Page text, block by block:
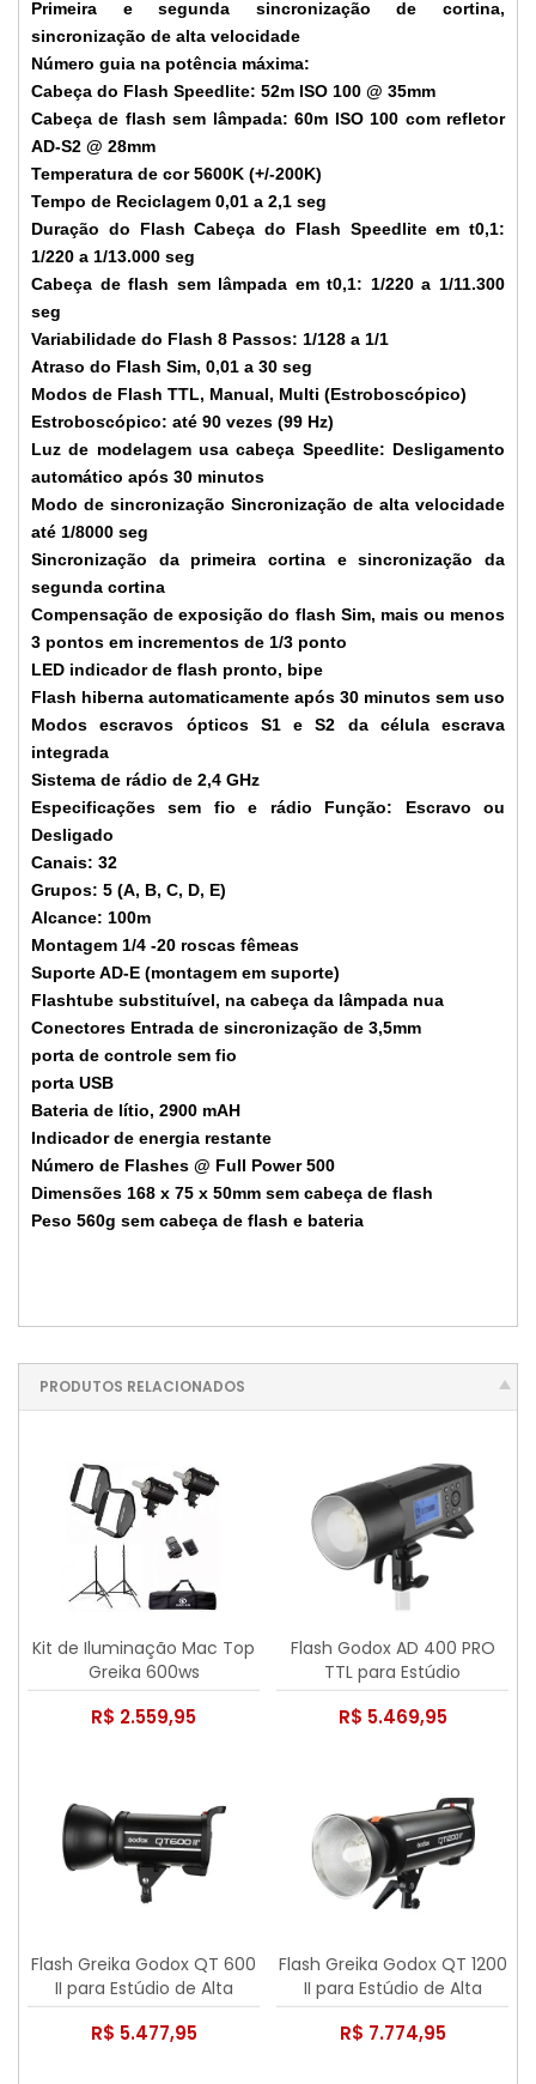
Primeira e segunda sincronização de cortina,
sincronização de alta velocidade
Número guia na potência máxima:
Cabeça do Flash Speedlite: 52m ISO 100 @ 35mm
Cabeça de flash sem lâmpada: 60m ISO 100 com refletor
AD-S2 @ 28mm
Temperatura de cor 5600K (+/-200K)
Tempo de Reciclagem 0,01 a 2,1 seg
Duração do Flash Cabeça do Flash Speedlite em t0,1:
1/220 a 1/13.000 seg
Cabeça de flash sem lâmpada em t0,1: 1/220 a 1/11.300
seg
Variabilidade do Flash 8 Passos: 1/128 a 1/1
Atraso do Flash Sim, 0,01 a 30 seg
Modos de Flash TTL, Manual, Multi (Estroboscópico)
Estroboscópico: até 90 vezes (99 Hz)
Luz de modelagem usa cabeça Speedlite: Desligamento
automático após 30 minutos
Modo de sincronização Sincronização de alta velocidade
até 1/8000 seg
Sincronização da primeira cortina e sincronização da
segunda cortina
Compensação de exposição do flash Sim, mais ou menos
3 pontos em incrementos de 1/3 ponto
LED indicador de flash pronto, bipe
Flash hiberna automaticamente após 30 minutos sem uso
Modos escravos ópticos S1 e S2 da célula escrava
integrada
Sistema de rádio de 2,4 GHz
Especificações sem fio e rádio Função: Escravo ou
Desligado
Canais: 32
Grupos: 5 (A, B, C, D, E)
Alcance: 100m
Montagem 1/4 -20 roscas fêmeas
Suporte AD-E (montagem em suporte)
Flashtube substituível, na cabeça da lâmpada nua
Conectores Entrada de sincronização de 3,5mm
porta de controle sem fio
porta USB
Bateria de lítio, 2900 mAH
Indicador de energia restante
Número de Flashes @ Full Power 500
Dimensões 168 x 75 x 50mm sem cabeça de flash
Peso 560g sem cabeça de flash e bateria
PRODUTOS RELACIONADOS
Kit de Iluminação Mac Top
Greika 600ws
R$ 2.559,95
Flash Godox AD 400 PRO
TTL para Estúdio
R$ 5.469,95
Flash Greika Godox QT 600
II para Estúdio de Alta
Velocidade Capacidade
600W 110 ou 220V - não é
R$ 5.477,95
Flash Greika Godox QT 1200
II para Estúdio de Alta
Velocidade Capacidade
1200w 110 ou 220w não é
R$ 7.774,95